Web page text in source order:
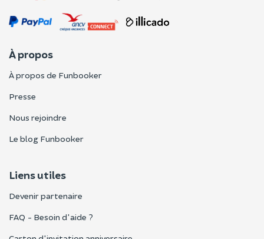
À propos
À propos de Funbooker
Presse
Nous rejoindre
Le blog Funbooker
Liens utiles
Devenir partenaire
FAQ - Besoin d'aide ?